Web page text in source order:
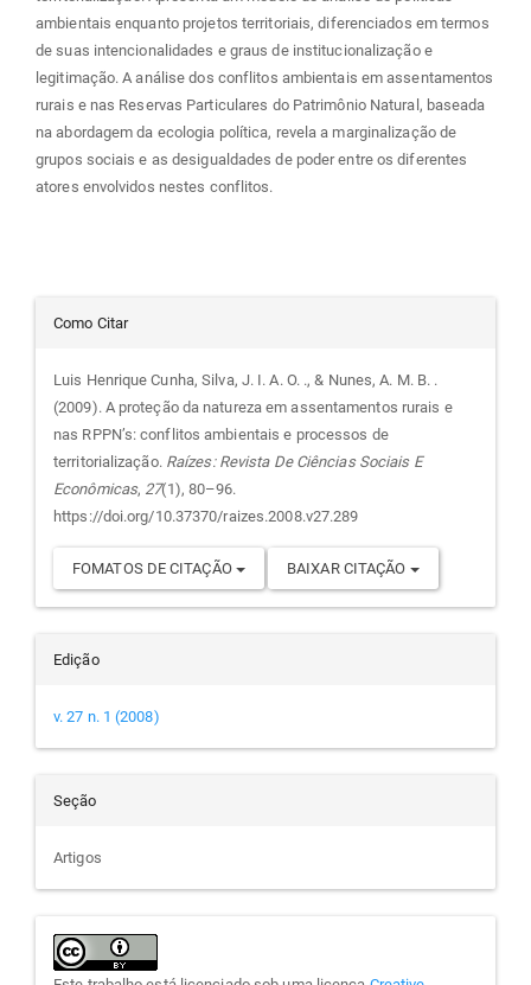
ambientais enquanto projetos territoriais, diferenciados em termos
de suas intencionalidades e graus de institucionalização e
legitimação. A análise dos conflitos ambientais em assentamentos
rurais e nas Reservas Particulares do Patrimônio Natural, baseada
na abordagem da ecologia política, revela a marginalização de
grupos sociais e as desigualdades de poder entre os diferentes
atores envolvidos nestes conflitos.
Detalhes
do
artigo
Como Citar
Luis Henrique Cunha, Silva, J. I. A. O. ., & Nunes, A. M. B. .
(2009). A proteção da natureza em assentamentos rurais e
nas RPPN’s: conflitos ambientais e processos de
territorialização. Raízes: Revista De Ciências Sociais E
Econômicas, 27(1), 80–96.
https://doi.org/10.37370/raizes.2008.v27.289
FOMATOS DE CITAÇÃO BAIXAR CITAÇÃO
Edição
v. 27 n. 1 (2008)
Seção
Artigos